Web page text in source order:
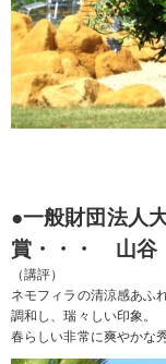
●一般財団法人
賞・・・ 山
（講評）
ネモフィラの清涼感あふ
調和し、瑞々しい印象。
春らしい非常に爽やかな